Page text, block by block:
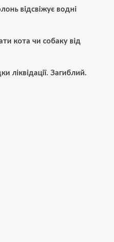
відсвіжує водні
кота чи собаку від
ліквідації. Загиблий.